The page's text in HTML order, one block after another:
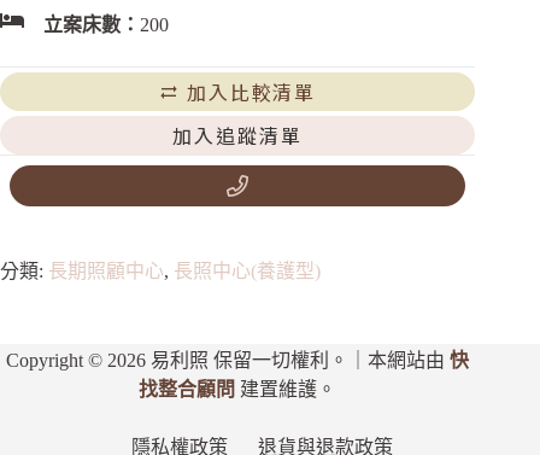
立案床數： 200
加入比較清單
加入追蹤清單
分類: 長期照顧中心, 長照中心(養護型)
Copyright © 2026 易利照 保留一切權利。｜本網站由快
找整合顧問 建置維護。
隱私權政策 退貨與退款政策